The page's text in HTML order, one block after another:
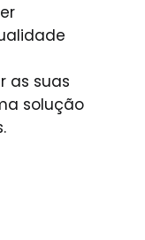
as suas
solução